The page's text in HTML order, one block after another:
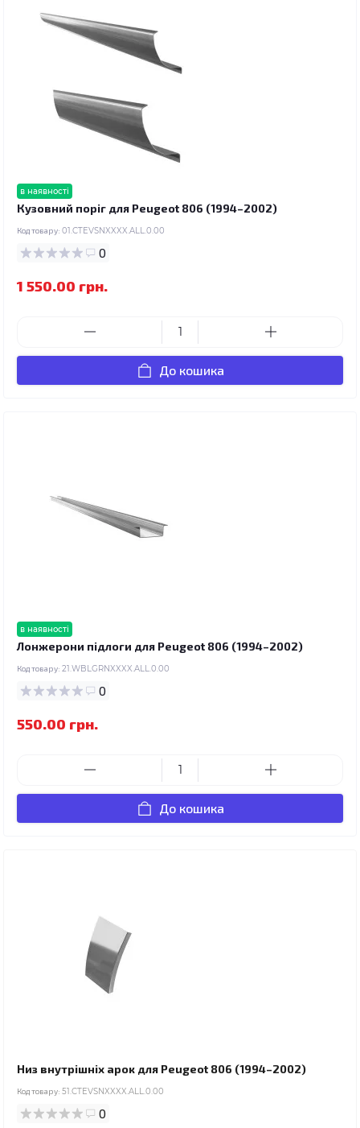
в наявності
Кузовний поріг для Peugeot 806 (1994–2002)
Код товару: 01.CTEVSNXXXX.ALL.0.00
0
1 550.00 грн.
До кошика
в наявності
Лонжерони підлоги для Peugeot 806 (1994–2002)
Код товару: 21.WBLGRNXXXX.ALL.0.00
0
550.00 грн.
До кошика
Низ внутрішніх арок для Peugeot 806 (1994–2002)
Код товару: 51.CTEVSNXXXX.ALL.0.00
0